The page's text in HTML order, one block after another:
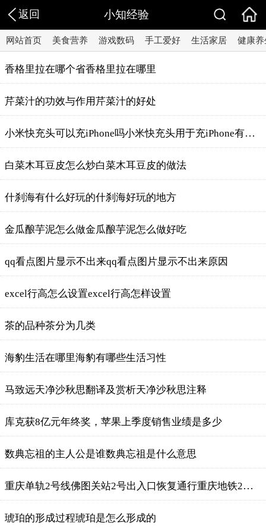
返回 小知经验
网站首页 美食营养 游戏数码 手工爱好 生活家居 健康养
香格里拉在哪个省香格里拉在哪里
芹菜汁的功效与作用芹菜汁的好处
小米快充头可以充iPhone吗小米快充头用于充iPhone有问题吗
白菜木耳豆皮怎么炒白菜木耳豆皮的做法
什刹海有什么好玩的什刹海好玩的地方
金瓜酿芋泥怎么做金瓜酿芋泥怎么做好吃
qq看点图片显示不出来qq看点图片显示不出来原因
excel行高怎么设置excel行高怎样设置
茶的品种茶分为几类
海豹生活在哪里海豹有哪些生活习性
马致远天净沙秋思翻译及赏析天净沙秋思注释
库克获8亿元年终奖，苹果上季度销售业绩是多少
数典忘祖的主人公是谁数典忘祖是什么意思
重庆单轨2号线佛图关站2号出入口恢复通行重庆地铁2号线运营时间
琥珀的形成过程琥珀是怎么形成的